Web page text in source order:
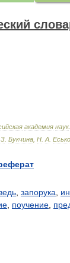
академия наук.
З Букчина Н А
запорука
поучение